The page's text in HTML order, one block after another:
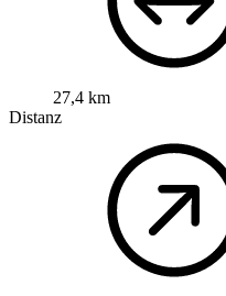
27,4 km
Distanz